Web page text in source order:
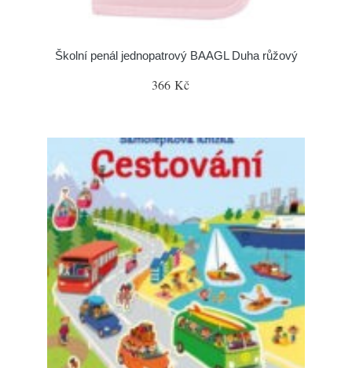
Školní penál jednopatrový BAAGL Duha růžový
366 Kč